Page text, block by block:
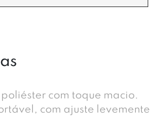
com toque macio.
com ajuste levemente